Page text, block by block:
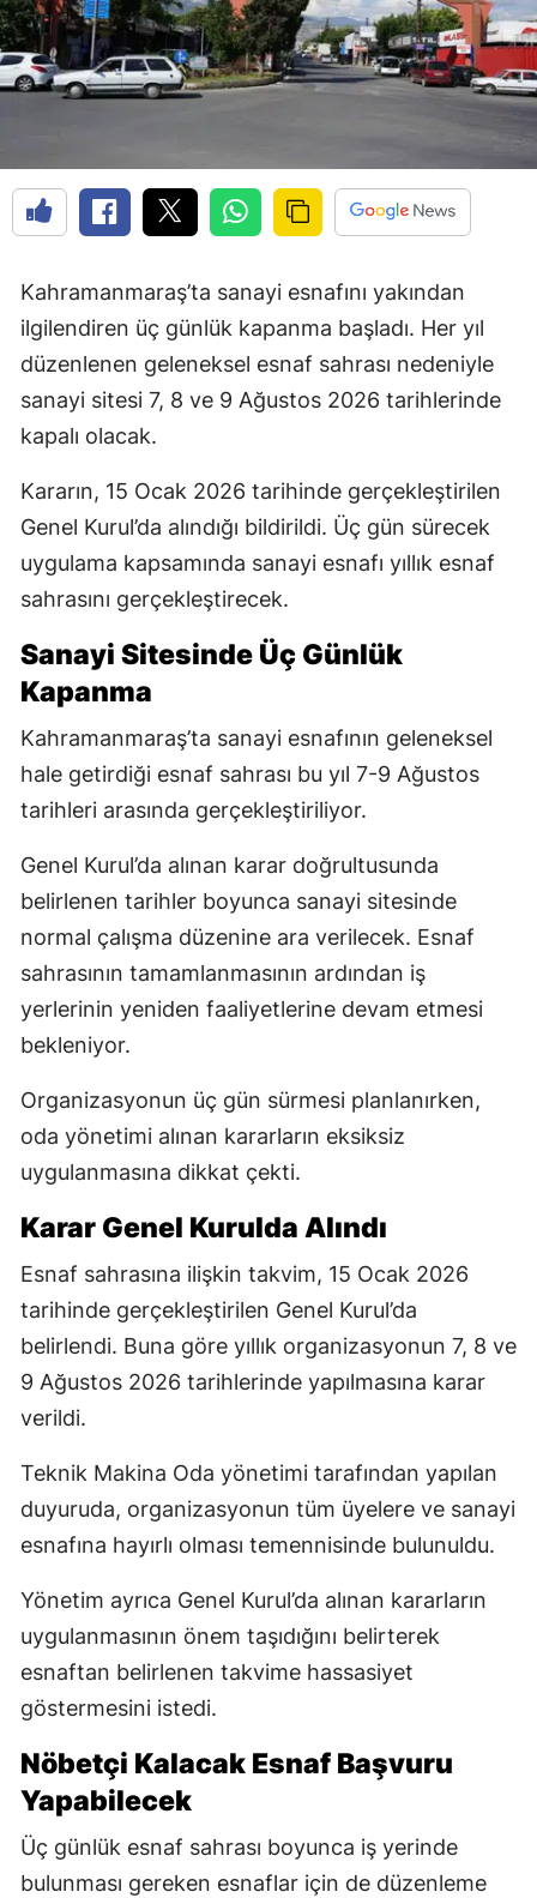
Kahramanmaraş’ta sanayi esnafını yakından
ilgilendiren üç günlük kapanma başladı. Her yıl
düzenlenen geleneksel esnaf sahrası nedeniyle
sanayi sitesi 7, 8 ve 9 Ağustos 2026 tarihlerinde
kapalı olacak.
Kararın, 15 Ocak 2026 tarihinde gerçekleştirilen
Genel Kurul’da alındığı bildirildi. Üç gün sürecek
uygulama kapsamında sanayi esnafı yıllık esnaf
sahrasını gerçekleştirecek.
Sanayi Sitesinde Üç Günlük
Kapanma
Kahramanmaraş’ta sanayi esnafının geleneksel
hale getirdiği esnaf sahrası bu yıl 7-9 Ağustos
tarihleri arasında gerçekleştiriliyor.
Genel Kurul’da alınan karar doğrultusunda
belirlenen tarihler boyunca sanayi sitesinde
normal çalışma düzenine ara verilecek. Esnaf
sahrasının tamamlanmasının ardından iş
yerlerinin yeniden faaliyetlerine devam etmesi
bekleniyor.
Organizasyonun üç gün sürmesi planlanırken,
oda yönetimi alınan kararların eksiksiz
uygulanmasına dikkat çekti.
Karar Genel Kurulda Alındı
Esnaf sahrasına ilişkin takvim, 15 Ocak 2026
tarihinde gerçekleştirilen Genel Kurul’da
belirlendi. Buna göre yıllık organizasyonun 7, 8 ve
9 Ağustos 2026 tarihlerinde yapılmasına karar
verildi.
Teknik Makina Oda yönetimi tarafından yapılan
duyuruda, organizasyonun tüm üyelere ve sanayi
esnafına hayırlı olması temennisinde bulunuldu.
Yönetim ayrıca Genel Kurul’da alınan kararların
uygulanmasının önem taşıdığını belirterek
esnaftan belirlenen takvime hassasiyet
göstermesini istedi.
Nöbetçi Kalacak Esnaf Başvuru
Yapabilecek
Üç günlük esnaf sahrası boyunca iş yerinde
bulunması gereken esnaflar için de düzenleme